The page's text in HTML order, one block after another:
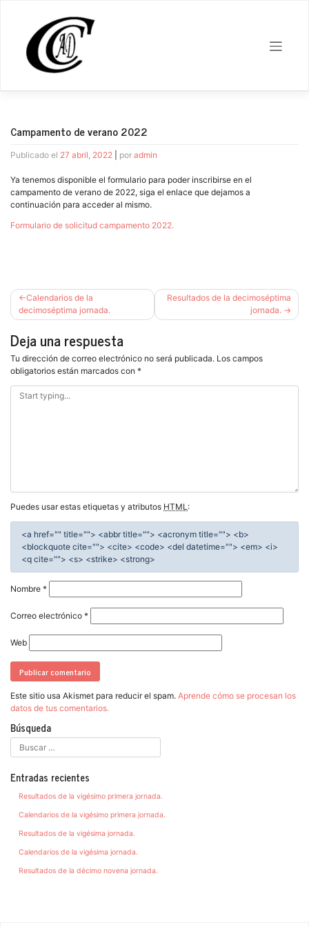
contenido
Campamento de verano 2022
Publicado el 27 abril, 2022 por admin
Ya tenemos disponible el formulario para poder inscribirse en el
campamento de verano de 2022, siga el enlace que dejamos a
continuación para acceder al mismo.
Formulario de solicitud campamento 2022.
Navegación
de
entradas
Calendarios de la
decimoséptima jornada.
Resultados de la decimoséptima
jornada.
Deja una respuesta
Tu dirección de correo electrónico no será publicada. Los campos
obligatorios están marcados con *
Puedes usar estas etiquetas y atributos HTML:
<a href="" title=""> <abbr title=""> <acronym title=""> <b>
<blockquote cite=""> <cite> <code> <del datetime=""> <em> <i>
<q cite=""> <s> <strike> <strong>
Nombre *
Correo electrónico *
Web
Este sitio usa Akismet para reducir el spam. Aprende cómo se procesan los
datos de tus comentarios.
Búsqueda
Entradas recientes
Resultados de la vigésimo primera jornada.
Calendarios de la vigésimo primera jornada.
Resultados de la vigésima jornada.
Calendarios de la vigésima jornada.
Resultados de la décimo novena jornada.